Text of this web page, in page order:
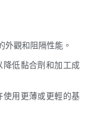
觀和阻隔性能。
低黏合劑和加工成
使用更薄或更輕的基